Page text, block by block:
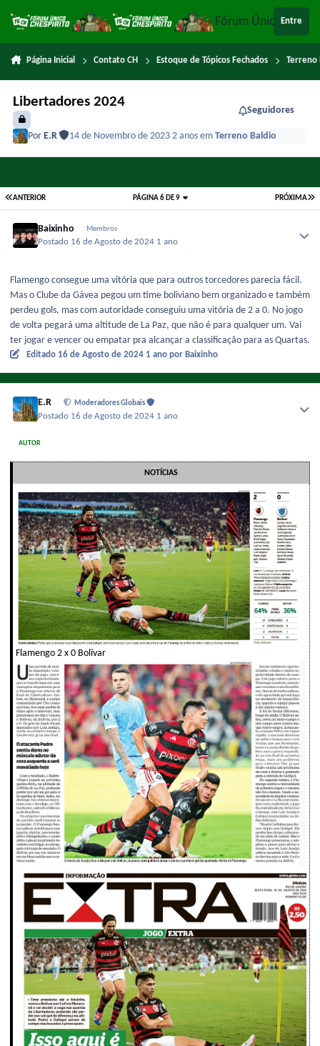
Fórum ÚnicoEntre
Página Inicial Contato CH Estoque de Tópicos Fechados
Libertadores 2024
Seguidores
PorE.R 14 de Novembro de 20232 anosemTerreno Baldio
ANTERIOR PRÓXIMA
PÁGINA 6 DE 9
Baixinho Membros
Postado 16 de Agosto de 2024 1 ano
Flamengo consegue uma vitória que para outros torcedores parecia fácil.
Mas o Clube da Gávea pegou um time boliviano bem organizado e também
perdeu gols, mas com autoridade conseguiu uma vitória de 2 a 0. No jogo
de volta pegará uma altitude de La Paz, que não é para qualquer um. Vai
ter jogar e vencer ou empatar pra alcançar a classificação para as Quartas.
Editado 16 de Agosto de 2024 1 ano por Baixinho
E.R Moderadores Globais
Postado 16 de Agosto de 2024 1 ano
AUTOR
NOTÍCIAS
Flamengo 2 x 0 Bolívar